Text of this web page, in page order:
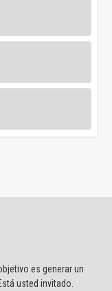
es generar un
usted invitado.